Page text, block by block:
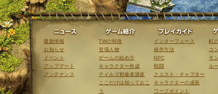
ニュース
最新情報
お知らせ
イベント
アップデート
メンテナンス
ゲーム紹介
TWの特徴
登場人物
ゲームの始め方
キャラクター作成
テイルズ初級者講座
ここだけは知っておこ
う
インターフェース
操作方法
NPC
戦闘
クエスト・チャプター
キャラクターの成長
ワープポイント
町
コ
モ
ル